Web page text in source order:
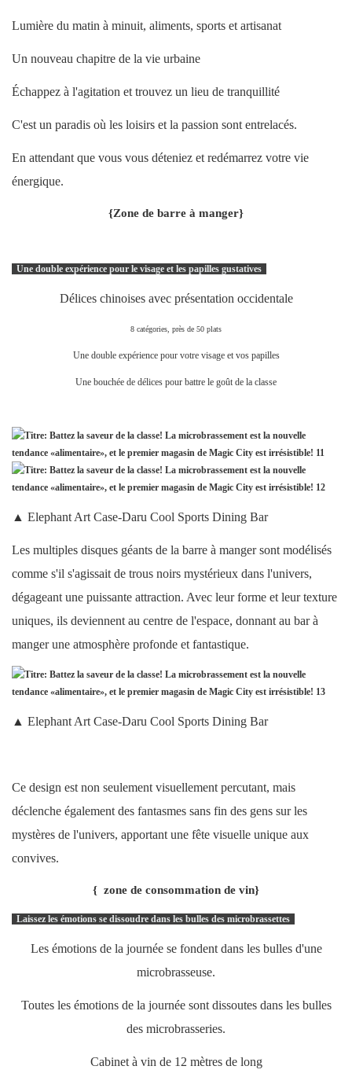
Lumière du matin à minuit, aliments, sports et artisanat
Un nouveau chapitre de la vie urbaine
Échappez à l'agitation et trouvez un lieu de tranquillité
C'est un paradis où les loisirs et la passion sont entrelacés.
En attendant que vous vous déteniez et redémarrez votre vie
énergique.
{Zone de barre à manger}
Une double expérience pour le visage et les papilles gustatives
Délices chinoises avec présentation occidentale
8 catégories, près de 50 plats
Une double expérience pour votre visage et vos papilles
Une bouchée de délices pour battre le goût de la classe
▲ Elephant Art Case-Daru Cool Sports Dining Bar
Les multiples disques géants de la barre à manger sont modélisés
comme s'il s'agissait de trous noirs mystérieux dans l'univers,
dégageant une puissante attraction. Avec leur forme et leur texture
uniques, ils deviennent au centre de l'espace, donnant au bar à
manger une atmosphère profonde et fantastique.
▲ Elephant Art Case-Daru Cool Sports Dining Bar
Ce design est non seulement visuellement percutant, mais
déclenche également des fantasmes sans fin des gens sur les
mystères de l'univers, apportant une fête visuelle unique aux
convives.
{ zone de consommation de vin}
Laissez les émotions se dissoudre dans les bulles des microbrassettes
Les émotions de la journée se fondent dans les bulles d'une
microbrasseuse.
Toutes les émotions de la journée sont dissoutes dans les bulles
des microbrasseries.
Cabinet à vin de 12 mètres de long